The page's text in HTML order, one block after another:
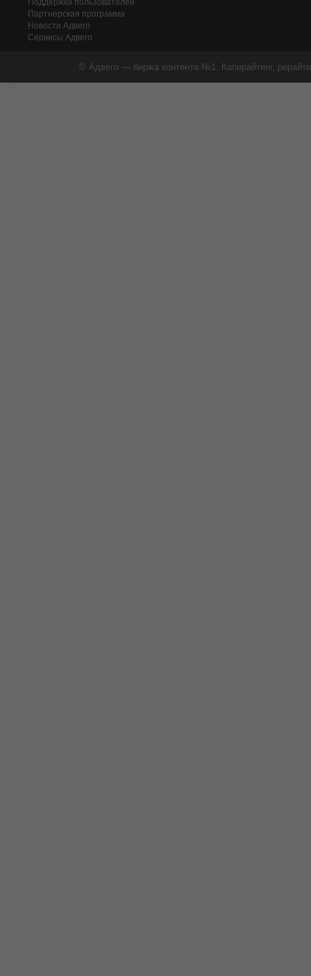
Поддержка пользователей
Партнерская программа
Новости Адвего
Сервисы Адвего
© Адвего — биржа контента №1. Копирайтинг,